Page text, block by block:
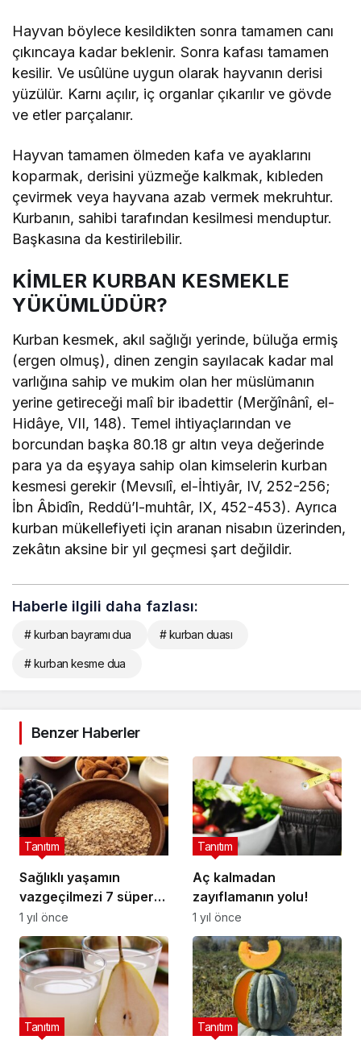
Hayvan böylece kesildikten sonra tamamen canı
çıkıncaya kadar beklenir. Sonra kafası tamamen
kesilir. Ve usûlüne uygun olarak hayvanın derisi
yüzülür. Karnı açılır, iç organlar çıkarılır ve gövde
ve etler parçalanır.
Hayvan tamamen ölmeden kafa ve ayaklarını
koparmak, derisini yüzmeğe kalkmak, kıbleden
çevirmek veya hayvana azab vermek mekruhtur.
Kurbanın, sahibi tarafından kesilmesi menduptur.
Başkasına da kestirilebilir.
KİMLER KURBAN KESMEKLE
YÜKÜMLÜDÜR?
Kurban kesmek, akıl sağlığı yerinde, büluğa ermiş
(ergen olmuş), dinen zengin sayılacak kadar mal
varlığına sahip ve mukim olan her müslümanın
yerine getireceği malî bir ibadettir (Merğînânî, el-
Hidâye, VII, 148). Temel ihtiyaçlarından ve
borcundan başka 80.18 gr altın veya değerinde
para ya da eşyaya sahip olan kimselerin kurban
kesmesi gerekir (Mevsılî, el-İhtiyâr, IV, 252-256;
İbn Âbidîn, Reddü’l-muhtâr, IX, 452-453). Ayrıca
kurban mükellefiyeti için aranan nisabın üzerinden,
zekâtın aksine bir yıl geçmesi şart değildir.
Haberle ilgili daha fazlası:
# kurban bayramı dua # kurban duası
# kurban kesme dua
Benzer Haberler
Sağlıklı yaşamın
vazgeçilmezi 7 süper
gıda
Tanıtım
1 yıl önce
Aç kalmadan
zayıflamanın yolu!
Tanıtım
1 yıl önce
Tanıtım Tanıtım